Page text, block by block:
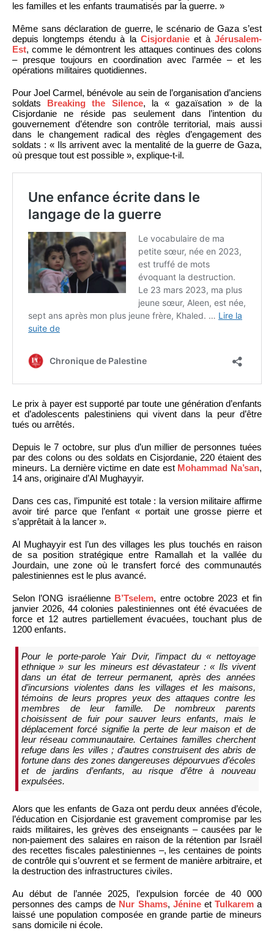
les familles et les enfants traumatisés par la guerre. »
Même sans déclaration de guerre, le scénario de Gaza s’est
depuis longtemps étendu à la Cisjordanieet à Jérusalem-
Est, comme le démontrent les attaques continues des colons
– presque toujours en coordination avec l’armée – et les
opérations militaires quotidiennes.
Pour Joel Carmel, bénévole au sein de l’organisation d’anciens
soldats Breaking the Silence, la « gazaïsation » de la
Cisjordanie ne réside pas seulement dans l’intention du
gouvernement d’étendre son contrôle territorial, mais aussi
dans le changement radical des règles d’engagement des
soldats : « Ils arrivent avec la mentalité de la guerre de Gaza,
où presque tout est possible », explique-t-il.
Le prix à payer est supporté par toute une génération d’enfants
et d’adolescents palestiniens qui vivent dans la peur d’être
tués ou arrêtés.
Depuis le 7 octobre, sur plus d’un millier de personnes tuées
par des colons ou des soldats en Cisjordanie, 220 étaient des
mineurs. La dernière victime en date est Mohammad Na’san,
14 ans, originaire d’Al Mughayyir.
Dans ces cas, l’impunité est totale : la version militaire affirme
avoir tiré parce que l’enfant « portait une grosse pierre et
s’apprêtait à la lancer ».
Al Mughayyir est l’un des villages les plus touchés en raison
de sa position stratégique entre Ramallah et la vallée du
Jourdain, une zone où le transfert forcé des communautés
palestiniennes est le plus avancé.
Selon l’ONG israélienne B’Tselem, entre octobre 2023 et fin
janvier 2026, 44 colonies palestiniennes ont été évacuées de
force et 12 autres partiellement évacuées, touchant plus de
1200 enfants.
Pour le porte-parole Yair Dvir, l’impact du « nettoyage
ethnique » sur les mineurs est dévastateur : « Ils vivent
dans un état de terreur permanent, après des années
d’incursions violentes dans les villages et les maisons,
témoins de leurs propres yeux des attaques contre les
membres de leur famille. De nombreux parents
choisissent de fuir pour sauver leurs enfants, mais le
déplacement forcé signifie la perte de leur maison et de
leur réseau communautaire. Certaines familles cherchent
refuge dans les villes ; d’autres construisent des abris de
fortune dans des zones dangereuses dépourvues d’écoles
et de jardins d’enfants, au risque d’être à nouveau
expulsées.
Alors que les enfants de Gaza ont perdu deux années d’école,
l’éducation en Cisjordanie est gravement compromise par les
raids militaires, les grèves des enseignants – causées par le
non-paiement des salaires en raison de la rétention par Israël
des recettes fiscales palestiniennes –, les centaines de points
de contrôle qui s’ouvrent et se ferment de manière arbitraire, et
la destruction des infrastructures civiles.
Au début de l’année 2025, l’expulsion forcée de 40 000
personnes des camps de Nur Shams, Jénineet Tulkarema
laissé une population composée en grande partie de mineurs
sans domicile ni école.